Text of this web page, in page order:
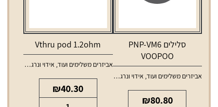
סלילים PNP-VM6
VOOPOO
אביזרים משלימים ועוד, אידוי ונרגילות
₪80.80
Vthru pod 1.2ohm
אביזרים משלימים ועוד, אידוי ונרגילות
₪40.30